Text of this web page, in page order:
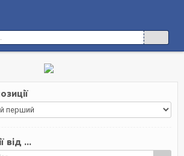
від ...